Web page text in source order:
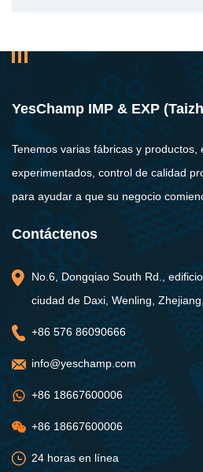
YesChamp IMP & EXP
Tenemos varias fábricas y
experimentados, control de calidad
para ayudar a que su negocio
Contáctenos
No.6, Dongqiao South Rd.,
ciudad de Daxi, Wenling,
+86 576 86090666
info@yeschamp.com
+86 18667600006
+86 18667600006
24 horas en línea